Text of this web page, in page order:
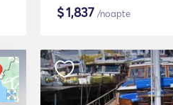
$1,837 /noapte